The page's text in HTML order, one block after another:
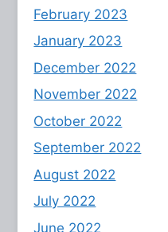
February 2023
January 2023
December 2022
November 2022
October 2022
September 2022
August 2022
July 2022
June 2022